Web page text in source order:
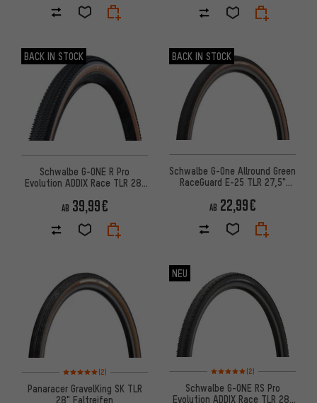
BACK IN STOCK
Schwalbe G-ONE R Pro
Evolution ADDIX Race TLR 28"
AB 39,99€
BACK IN STOCK
Schwalbe G-One Allround Green
RaceGuard E-25 TLR 27,5"
AB 22,99€
Bewertungen: 5 von 5 basierend auf 2 Bewertungen
(2)
Panaracer GravelKing SK TLR
28" Faltreifen
NEU
Bewertungen: 5 von 5
(2)
Schwalbe G-ONE RS Pro
Evolution ADDIX Race TLR 28"